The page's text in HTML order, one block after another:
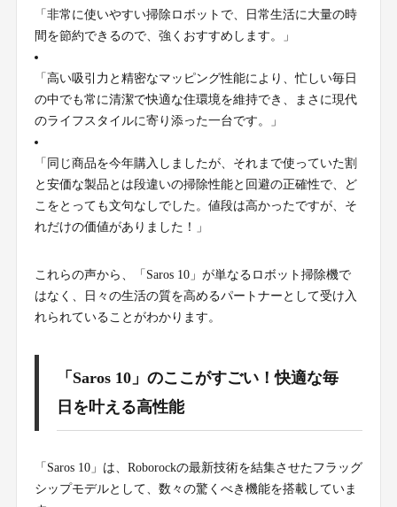
「非常に使いやすい掃除ロボットで、日常生活に大量の時
間を節約できるので、強くおすすめします。」
「高い吸引力と精密なマッピング性能により、忙しい毎日
の中でも常に清潔で快適な住環境を維持でき、まさに現代
のライフスタイルに寄り添った一台です。」
「同じ商品を今年購入しましたが、それまで使っていた割
と安価な製品とは段違いの掃除性能と回避の正確性で、ど
こをとっても文句なしでした。値段は高かったですが、そ
れだけの価値がありました！」
これらの声から、「Saros 10」が単なるロボット掃除機で
はなく、日々の生活の質を高めるパートナーとして受け入
れられていることがわかります。
「Saros 10」のここがすごい！快適な毎
日を叶える高性能
「Saros 10」は、Roborockの最新技術を結集させたフラッグ
シップモデルとして、数々の驚くべき機能を搭載していま